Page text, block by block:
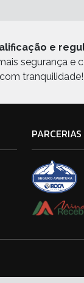
e
segurança e
tranquilidade!